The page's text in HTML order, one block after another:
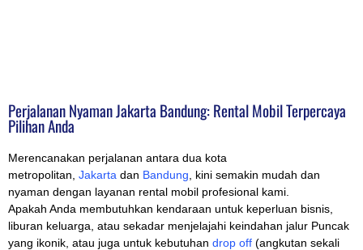
Perjalanan Nyaman Jakarta Bandung: Rental Mobil Terpercaya
Pilihan Anda
Merencanakan perjalanan antara dua kota
metropolitan, Jakarta dan Bandung , kini semakin mudah dan
nyaman dengan layanan rental mobil profesional kami.
Apakah Anda membutuhkan kendaraan untuk keperluan bisnis,
liburan keluarga, atau sekadar menjelajahi keindahan jalur Puncak
yang ikonik, atau juga untuk kebutuhan drop off (angkutan sekali